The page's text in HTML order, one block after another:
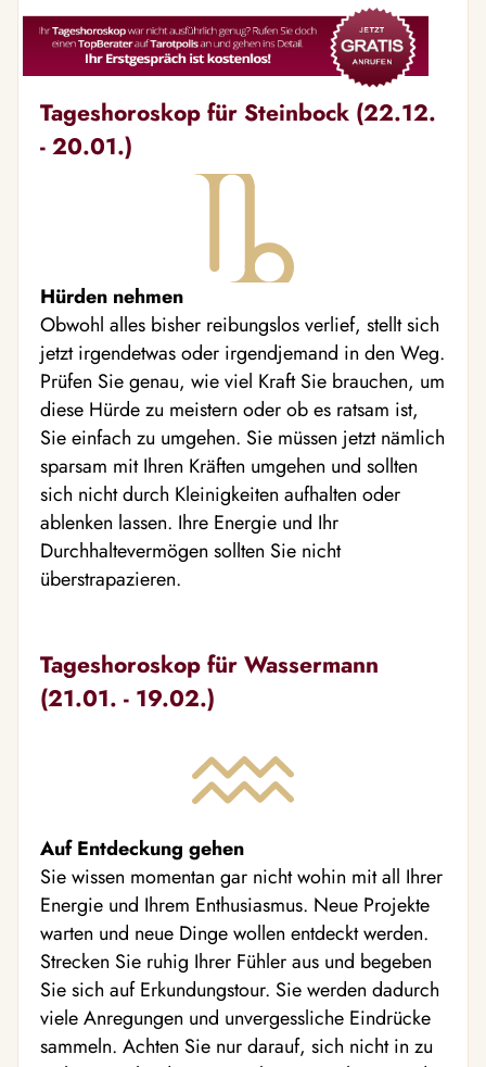
Tageshoroskop für Steinbock (22.12.
- 20.01.)
Hürden nehmen
Obwohl alles bisher reibungslos verlief, stellt sich
jetzt irgendetwas oder irgendjemand in den Weg.
Prüfen Sie genau, wie viel Kraft Sie brauchen, um
diese Hürde zu meistern oder ob es ratsam ist,
Sie einfach zu umgehen. Sie müssen jetzt nämlich
sparsam mit Ihren Kräften umgehen und sollten
sich nicht durch Kleinigkeiten aufhalten oder
ablenken lassen. Ihre Energie und Ihr
Durchhaltevermögen sollten Sie nicht
überstrapazieren.
Tageshoroskop für Wassermann
(21.01. - 19.02.)
Auf Entdeckung gehen
Sie wissen momentan gar nicht wohin mit all Ihrer
Energie und Ihrem Enthusiasmus. Neue Projekte
warten und neue Dinge wollen entdeckt werden.
Strecken Sie ruhig Ihrer Fühler aus und begeben
Sie sich auf Erkundungstour. Sie werden dadurch
viele Anregungen und unvergessliche Eindrücke
sammeln. Achten Sie nur darauf, sich nicht in zu